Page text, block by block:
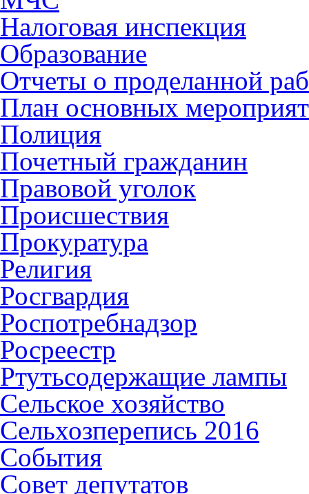
Налоговая инспекция
Образование
Отчеты о проделанной
План основных
Полиция
Почетный гражданин
Правовой уголок
Происшествия
Прокуратура
Религия
Росгвардия
Роспотребнадзор
Росреестр
Ртутьсодержащие лампы
Сельское хозяйство
Сельхозперепись 2016
События
Совет депутатов